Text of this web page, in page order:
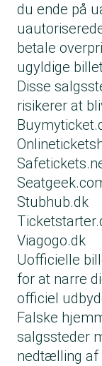
du ende på
betale
ugyldige
Disse
risikerer at
Stubhub.dk
Viagogo.dk
Uofficielle
for at narre
officiel
Falske
salgssteder
nedtælling af